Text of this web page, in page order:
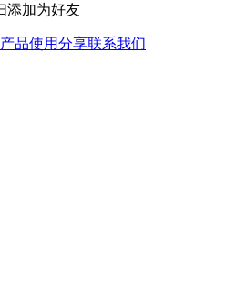
产品使用分享联系我们